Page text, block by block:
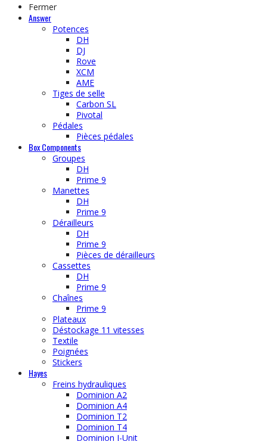
Fermer
Answer
Potences
DH
DJ
Rove
XCM
AME
Tiges de selle
Carbon SL
Pivotal
Pédales
Pièces pédales
Box Components
Groupes
DH
Prime 9
Manettes
DH
Prime 9
Dérailleurs
DH
Prime 9
Pièces de dérailleurs
Cassettes
DH
Prime 9
Chaînes
Prime 9
Plateaux
Déstockage 11 vitesses
Textile
Poignées
Stickers
Hayes
Freins hydrauliques
Dominion A2
Dominion A4
Dominion T2
Dominion T4
Dominion J-Unit